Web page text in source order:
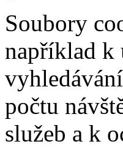
Soubory
například k
počtu
služeb a k